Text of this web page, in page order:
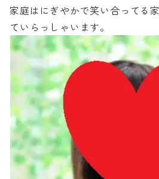
家庭はにぎやかで笑い合ってる
ていらっしゃいます。